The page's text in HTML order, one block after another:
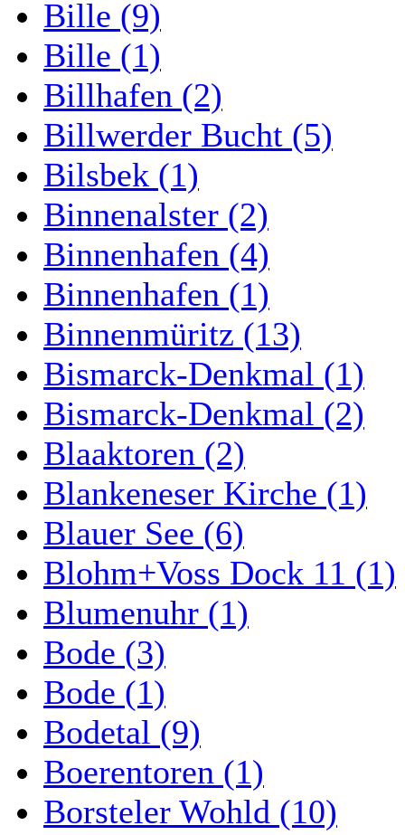
Bille (9)
Bille (1)
Billhafen (2)
Billwerder Bucht (5)
Bilsbek (1)
Binnenalster (2)
Binnenhafen (4)
Binnenhafen (1)
Binnenmüritz (13)
Bismarck-Denkmal (1)
Bismarck-Denkmal (2)
Blaaktoren (2)
Blankeneser Kirche (1)
Blauer See (6)
Blohm+Voss Dock 11 (1)
Blumenuhr (1)
Bode (3)
Bode (1)
Bodetal (9)
Boerentoren (1)
Borsteler Wohld (10)